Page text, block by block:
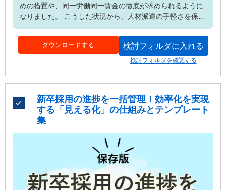
めの措置や、同一労働同一賃金の徹底が求められるように
なりました。 こうした状況から、人材派遣の手軽さを保ち
つつ正社員採用が行える「紹介予定派遣」に注目が集まっ
ています。 本資料では、紹介予定派遣の基本的な仕組み
や、ほかの採用形態との違い、メリット・デメリット、そ
して優秀な人材を採用するためのポイントなど、導入前に
ダウンロードする 検討フォルダに入れる
検討フォルダを確認する
新卒採用の進捗を一括管理！効率化を実現
する「見える化」の仕組みとテンプレート
集